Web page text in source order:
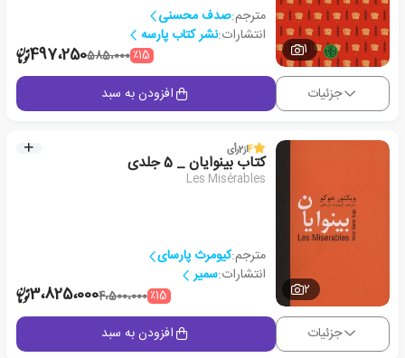
1
مترجم:صدف محسنی
انتشارات:نشر کتاب پارسه
٪15585،000497،250
جزئیات افزودن به سبد
2
4از2رأی
کتاب بینوایان _ 5 جلدی
Les Misérables
مترجم:کیومرث پارسای
انتشارات:سمیر
٪154،500،0003،825،000
جزئیات افزودن به سبد